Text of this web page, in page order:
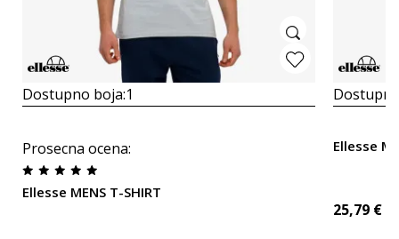
Dostupno boja:1
Prosecna ocena:
Ellesse MENS T-SHIRT
Ellesse
25,79 €